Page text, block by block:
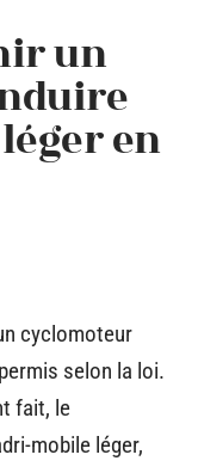
un
en
cyclomoteur
selon la loi.
fait, le
mobile léger,